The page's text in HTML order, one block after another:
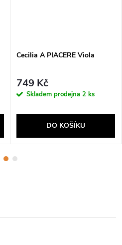
Cecilia A PIACERE Viola
749 Kč
Skladem prodejna 2 ks
DO KOŠÍKU